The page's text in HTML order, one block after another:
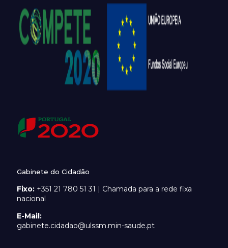
Gabinete do Cidadão
Fixo: +351 21 780 51 31 | Chamada para a rede fixa
nacional
E-Mail:
gabinete.cidadao@ulssm.min-saude.pt